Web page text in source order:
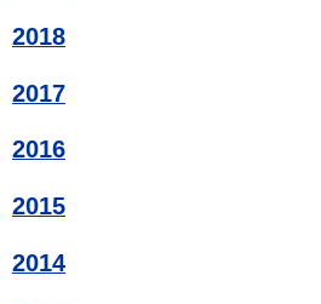
2018
2017
2016
2015
2014